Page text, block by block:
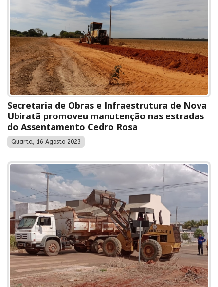
Secretaria de Obras e Infraestrutura de Nova
Ubiratã promoveu manutenção nas estradas
do Assentamento Cedro Rosa
Quarta, 16 Agosto 2023